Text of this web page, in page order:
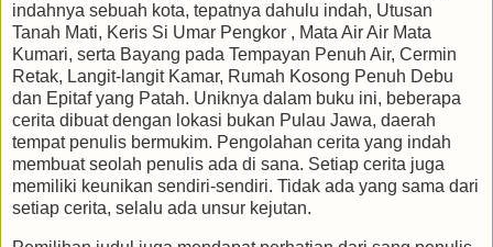
indahnya sebuah kota, tepatnya dahulu indah, Utusan
Tanah Mati, Keris Si Umar Pengkor , Mata Air Air Mata
Kumari, serta Bayang pada Tempayan Penuh Air, Cermin
Retak, Langit-langit Kamar, Rumah Kosong Penuh Debu
dan Epitaf yang Patah. Uniknya dalam buku ini, beberapa
cerita dibuat dengan lokasi bukan Pulau Jawa, daerah
tempat penulis bermukim. Pengolahan cerita yang indah
membuat seolah penulis ada di sana. Setiap cerita juga
memiliki keunikan sendiri-sendiri. Tidak ada yang sama dari
setiap cerita, selalu ada unsur kejutan.